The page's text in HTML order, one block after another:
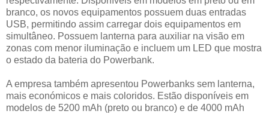
branco, os novos equipamentos possuem duas entradas
USB, permitindo assim carregar dois equipamentos em
simultâneo. Possuem lanterna para auxiliar na visão em
zonas com menor iluminação e incluem um LED que mostra
o estado da bateria do Powerbank.
A empresa também apresentou Powerbanks sem lanterna,
mais económicos e mais coloridos. Estão disponíveis em
modelos de 5200 mAh (preto ou branco) e de 4000 mAh